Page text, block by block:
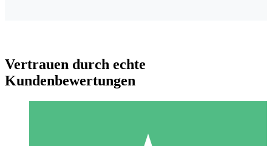
Vertrauen durch echte
Kundenbewertungen